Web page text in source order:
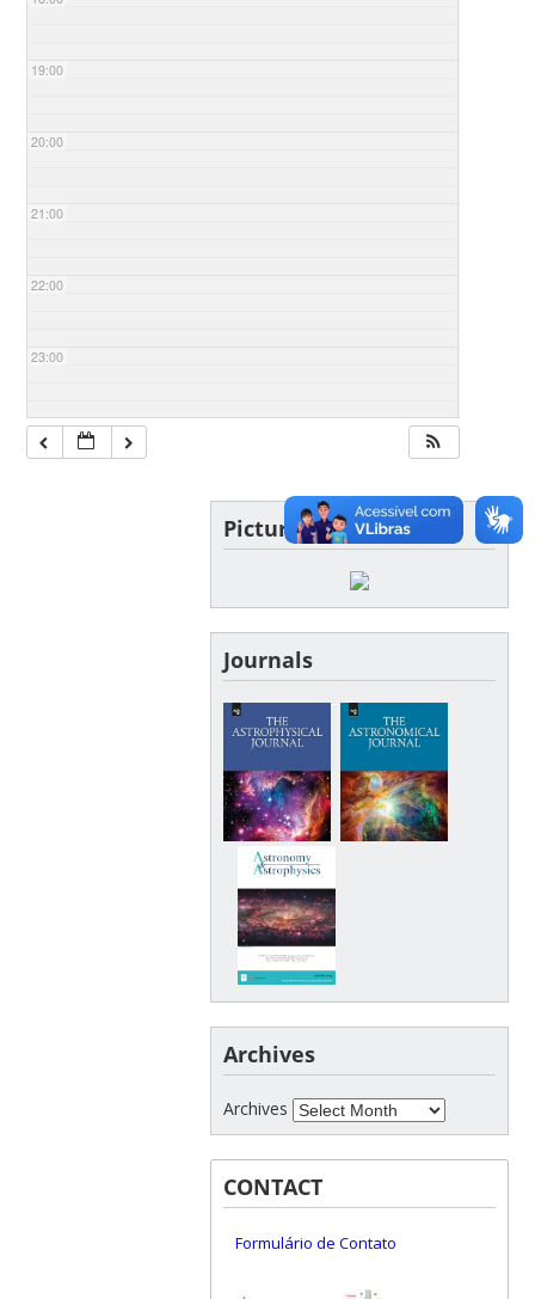
19:00
20:00
21:00
22:00
23:00
Picture of the day
Journals
Archives
Archives
CONTACT
Formulário de Contato